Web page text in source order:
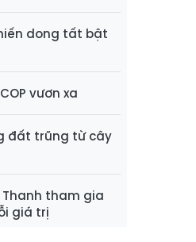
dong tất bật
vươn xa
đất trũng từ cây
tham gia
giá trị